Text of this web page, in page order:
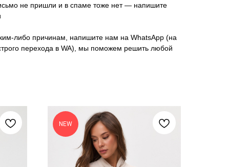
не пришли и в спаме тоже нет — напишите
либо причинам, напишите нам на WhatsApp (на
перехода в WA), мы поможем решить любой
NEW